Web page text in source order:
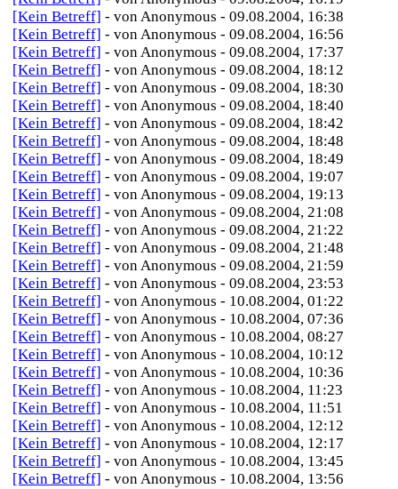
[Kein Betreff] - von Anonymous - 09.08.2004, 16:38
[Kein Betreff] - von Anonymous - 09.08.2004, 16:56
[Kein Betreff] - von Anonymous - 09.08.2004, 17:37
[Kein Betreff] - von Anonymous - 09.08.2004, 18:12
[Kein Betreff] - von Anonymous - 09.08.2004, 18:30
[Kein Betreff] - von Anonymous - 09.08.2004, 18:40
[Kein Betreff] - von Anonymous - 09.08.2004, 18:42
[Kein Betreff] - von Anonymous - 09.08.2004, 18:48
[Kein Betreff] - von Anonymous - 09.08.2004, 18:49
[Kein Betreff] - von Anonymous - 09.08.2004, 19:07
[Kein Betreff] - von Anonymous - 09.08.2004, 19:13
[Kein Betreff] - von Anonymous - 09.08.2004, 21:08
[Kein Betreff] - von Anonymous - 09.08.2004, 21:22
[Kein Betreff] - von Anonymous - 09.08.2004, 21:48
[Kein Betreff] - von Anonymous - 09.08.2004, 21:59
[Kein Betreff] - von Anonymous - 09.08.2004, 23:53
[Kein Betreff] - von Anonymous - 10.08.2004, 01:22
[Kein Betreff] - von Anonymous - 10.08.2004, 07:36
[Kein Betreff] - von Anonymous - 10.08.2004, 08:27
[Kein Betreff] - von Anonymous - 10.08.2004, 10:12
[Kein Betreff] - von Anonymous - 10.08.2004, 10:36
[Kein Betreff] - von Anonymous - 10.08.2004, 11:23
[Kein Betreff] - von Anonymous - 10.08.2004, 11:51
[Kein Betreff] - von Anonymous - 10.08.2004, 12:12
[Kein Betreff] - von Anonymous - 10.08.2004, 12:17
[Kein Betreff] - von Anonymous - 10.08.2004, 13:45
[Kein Betreff] - von Anonymous - 10.08.2004, 13:56